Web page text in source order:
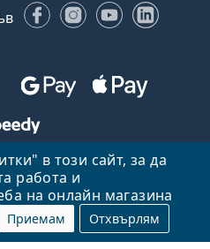
в този сайт, за да
работа и
на онлайн магазина
Приемам Отхвърлям
FacebookInstagram
YouTube
страница
Нагоре
управлява от Lentiamo s.r.o.,
вас в продължение на 18 години.